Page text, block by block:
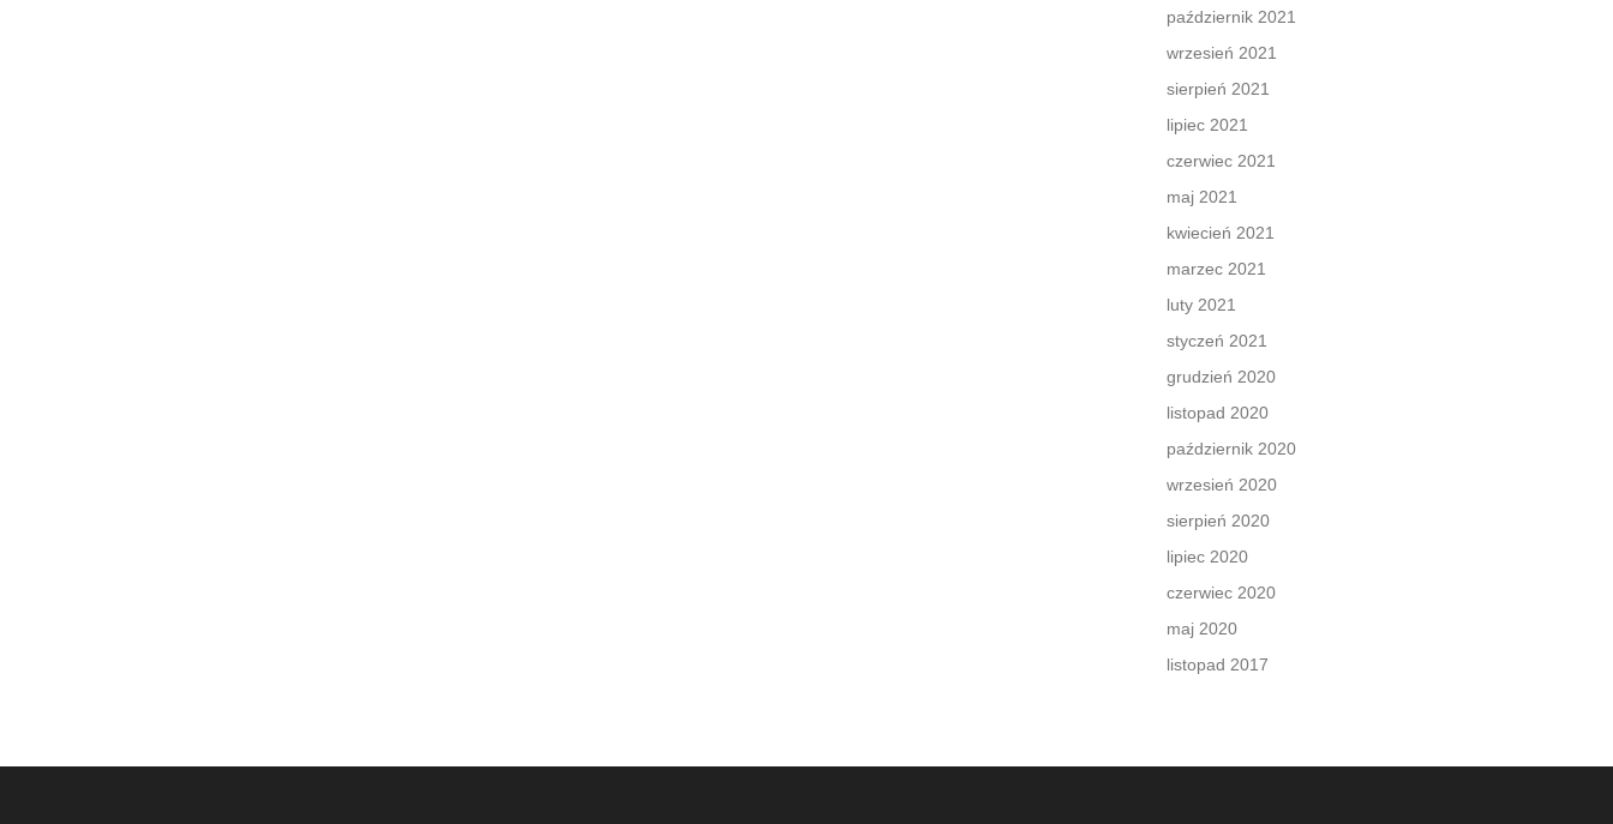
październik 2021
wrzesień 2021
sierpień 2021
lipiec 2021
czerwiec 2021
maj 2021
kwiecień 2021
marzec 2021
luty 2021
styczeń 2021
grudzień 2020
listopad 2020
październik 2020
wrzesień 2020
sierpień 2020
lipiec 2020
czerwiec 2020
maj 2020
listopad 2017